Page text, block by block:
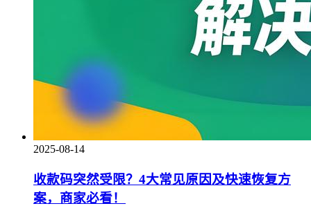
2025-08-14
收款码突然受限？4大常见原因及快速恢复方
案，商家必看！